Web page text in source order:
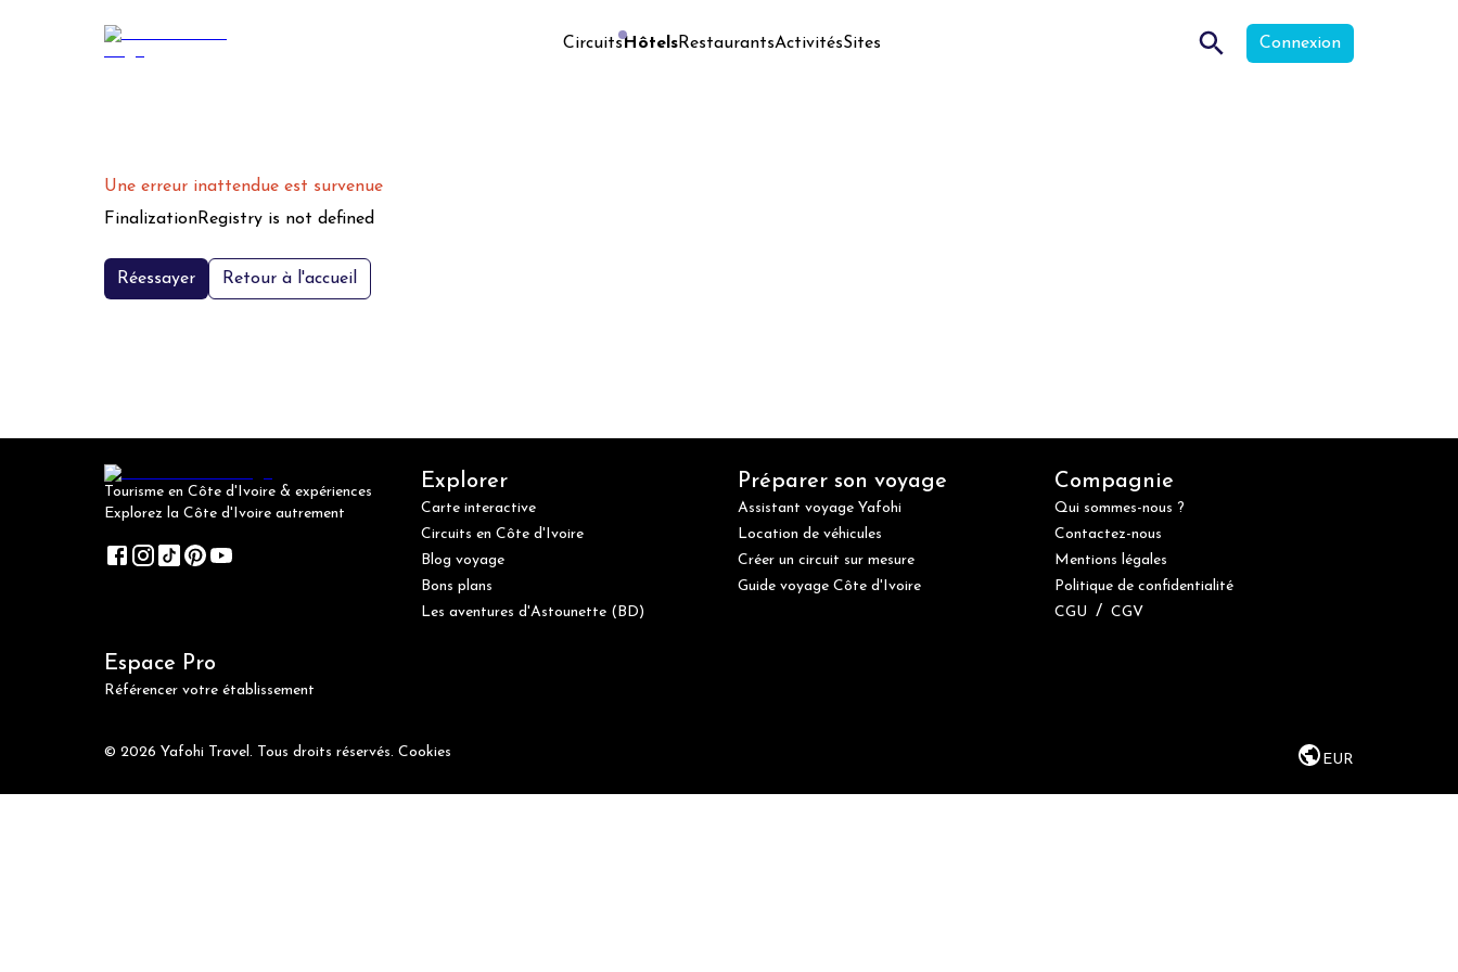
CircuitsHôtelsRestaurantsActivitésSites Connexion
Une erreur inattendue est survenue
FinalizationRegistry is not defined
Réessayer Retour à l'accueil
Tourisme en Côte d'Ivoire & expériences
Explorez la Côte d'Ivoire autrement
Explorer
Carte interactive
Circuits en Côte d'Ivoire
Blog voyage
Bons plans
Les aventures d'Astounette (BD)
Préparer son voyage
Assistant voyage Yafohi
Location de véhicules
Créer un circuit sur mesure
Guide voyage Côte d'Ivoire
Compagnie
Qui sommes-nous ?
Contactez-nous
Mentions légales
Politique de confidentialité
CGU / CGV
Espace Pro
Référencer votre établissement
© 2026 Yafohi Travel. Tous droits réservés. Cookies EUR